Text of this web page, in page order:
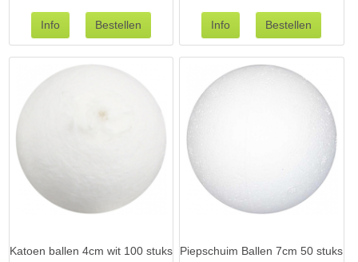
Katoen ballen 4cm wit 100 stuks Piepschuim Ballen 7cm 50 stuks